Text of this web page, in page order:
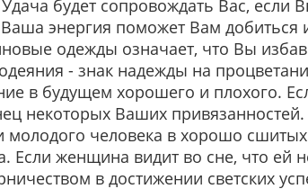
будет сопровождать Вас, если
энергия поможет Вам
одежды означает, что Вы
- знак надежды на
в будущем хорошего и плохого.
некоторых Ваших
молодого человека в хорошо
женщина видит во сне, что ей
в достижении светских